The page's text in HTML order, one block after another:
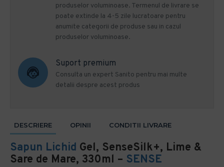
produselor voluminoase. Termenul de livrare se
poate extinde la 4-5 zile lucratoare pentru
anumite categorii de produse sau in cazul
produselor voluminoase.
Suport premium
Consulta un expert Sanito pentru mai multe
detalii despre acest produs
DESCRIERE OPINII CONDITII LIVRARE
Sapun Lichid Gel, SenseSilk+, Lime &
Sare de Mare, 330ml – SENSE